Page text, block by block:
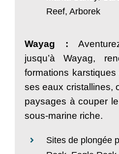
Reef, Arborek
Wayag :
jusqu’à Wayag,
formations
ses eaux cristallines,
paysages à couper
sous-marine riche.
Sites de plongée